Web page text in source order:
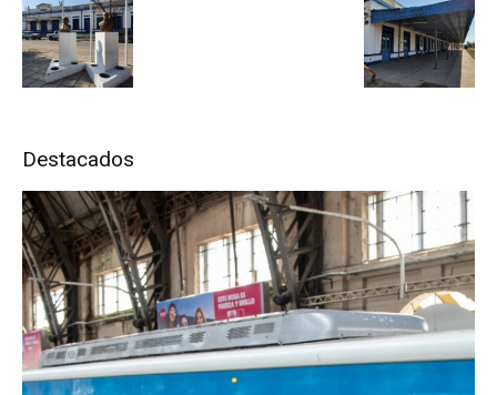
Destacados